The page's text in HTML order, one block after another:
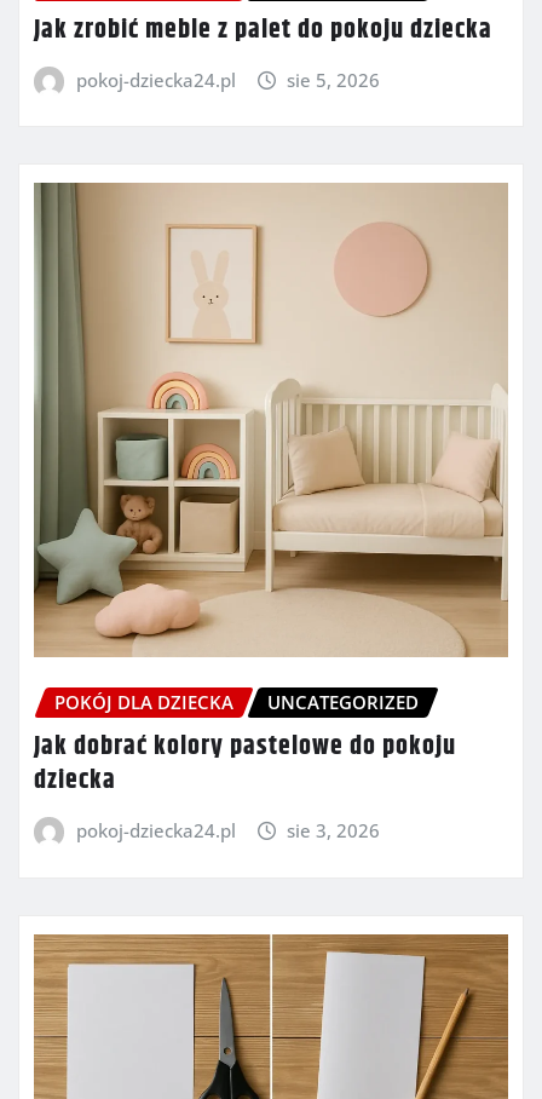
Jak zrobić meble z palet do pokoju dziecka
pokoj-dziecka24.pl sie 5, 2026
POKÓJ DLA DZIECKA UNCATEGORIZED
Jak dobrać kolory pastelowe do pokoju
dziecka
pokoj-dziecka24.pl sie 3, 2026